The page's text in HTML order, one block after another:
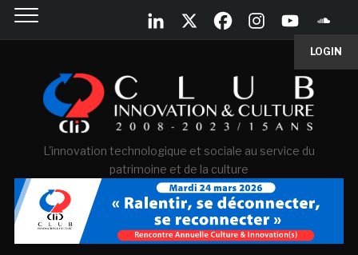
LOGIN
L'innovation technologique et sociale au service du
patrimoine et de la culture